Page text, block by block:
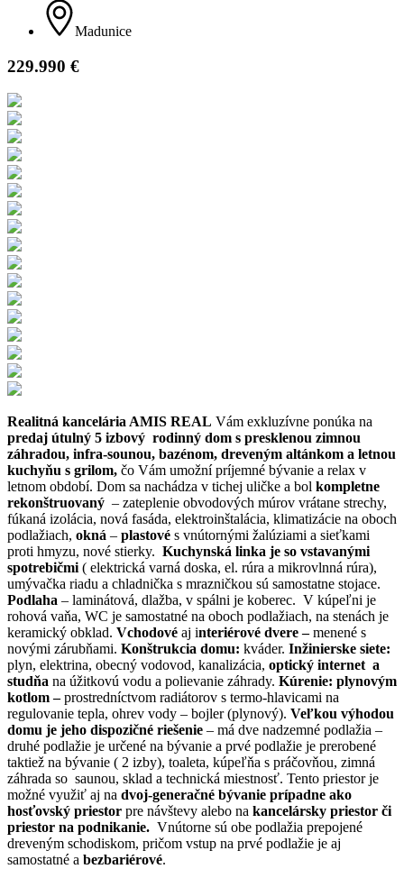
Madunice
229.990 €
Realitná kancelária AMIS REAL Vám exkluzívne ponúka na
predaj útulný 5 izbový rodinný dom s presklenou zimnou
záhradou, infra-sounou, bazénom, dreveným altánkom a letnou
kuchyňu s grilom, čo Vám umožní príjemné bývanie a relax v
letnom období. Dom sa nachádza v tichej uličke a bol kompletne
rekonštruovaný – zateplenie obvodových múrov vrátane strechy,
fúkaná izolácia, nová fasáda, elektroinštalácia, klimatizácie na oboch
podlažiach, okná – plastové s vnútornými žalúziami a sieťkami
proti hmyzu, nové stierky. Kuchynská linka je so vstavanými
spotrebičmi ( elektrická varná doska, el. rúra a mikrovlnná rúra),
umývačka riadu a chladnička s mrazničkou sú samostatne stojace.
Podlaha – laminátová, dlažba, v spálni je koberec. V kúpeľni je
rohová vaňa, WC je samostatné na oboch podlažiach, na stenách je
keramický obklad. Vchodové aj interiérové dvere –menené s
novými zárubňami. Konštrukcia domu: kváder. Inžinierske siete:
plyn, elektrina, obecný vodovod, kanalizácia, optický internet a
studňa na úžitkovú vodu a polievanie záhrady. Kúrenie: plynovým
kotlom –prostredníctvom radiátorov s termo-hlavicami na
regulovanie tepla, ohrev vody – bojler (plynový). Veľkou výhodou
domu je jeho dispozičné riešenie – má dve nadzemné podlažia –
druhé podlažie je určené na bývanie a prvé podlažie je prerobené
taktiež na bývanie ( 2 izby), toaleta, kúpeľňa s práčovňou, zimná
záhrada so saunou, sklad a technická miestnosť. Tento priestor je
možné využiť aj na dvoj-generačné bývanie prípadne ako
hosťovský priestor pre návštevy alebo na kancelársky priestor či
priestor na podnikanie. Vnútorne sú obe podlažia prepojené
dreveným schodiskom, pričom vstup na prvé podlažie je aj
samostatné a bezbariérové.